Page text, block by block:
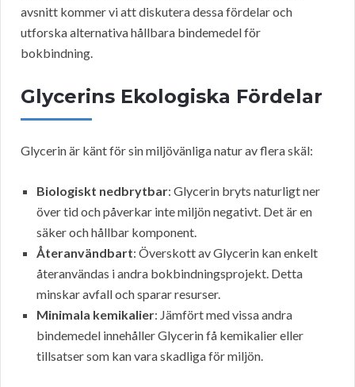
avsnitt kommer vi att diskutera dessa fördelar och
utforska alternativa hållbara bindemedel för
bokbindning.
Glycerins Ekologiska Fördelar
Glycerin är känt för sin miljövänliga natur av flera skäl:
Biologiskt nedbrytbar: Glycerin bryts naturligt ner
över tid och påverkar inte miljön negativt. Det är en
säker och hållbar komponent.
Återanvändbart: Överskott av Glycerin kan enkelt
återanvändas i andra bokbindningsprojekt. Detta
minskar avfall och sparar resurser.
Minimala kemikalier: Jämfört med vissa andra
bindemedel innehåller Glycerin få kemikalier eller
tillsatser som kan vara skadliga för miljön.